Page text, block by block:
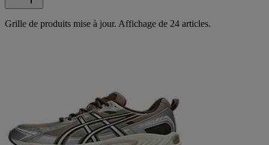
Grille de produits mise à jour. Affichage de 24 articles.